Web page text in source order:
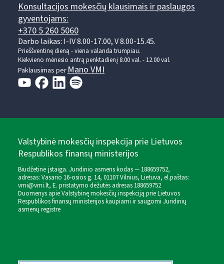
Konsultacijos mokesčių klausimais ir paslaugos
gyventojams:
+370 5 260 5060
Darbo laikas: I-IV 8.00-17.00, V 8.00-15.45.
Prieššventinę dieną - viena valanda trumpiau.
Kiekvieno mėnesio antrą penktadienį 8.00 val. - 12.00 val.
Paklausimas perMano VMI
Valstybinė mokesčių inspekcija prie Lietuvos
Respublikos finansų ministerijos
Biudžetinė įstaiga. Juridinio asmens kodas — 188659752,
adresas: Vasario 16-osios g. 14, 01107 Vilnius, Lietuva, el.paštas:
vmi@vmi.lt, E. pristatymo dėžutės adresas 188659752
Duomenys apie Valstybinę mokesčių inspekciją prie Lietuvos
Respublikos finansų ministerijos kaupiami ir saugomi Juridinių
asmenų registre